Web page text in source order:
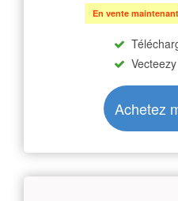
En vente
Achetez